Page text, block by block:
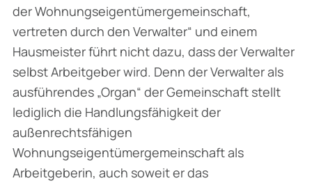
der Wohnungseigentümergemeinschaft,
vertreten durch den Verwalter“ und einem
Hausmeister führt nicht dazu, dass der Verwalter
selbst Arbeitgeber wird. Denn der Verwalter als
ausführendes „Organ“ der Gemeinschaft stellt
lediglich die Handlungsfähigkeit der
außenrechtsfähigen
Wohnungseigentümergemeinschaft als
Arbeitgeberin, auch soweit er das